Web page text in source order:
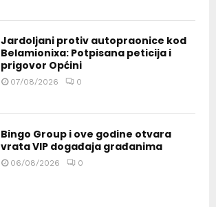
Jardoljani protiv autopraonice kod
Belamionixa: Potpisana peticija i
prigovor Općini
07/08/2026 0
Bingo Group i ove godine otvara
vrata VIP događaja građanima
06/08/2026 0